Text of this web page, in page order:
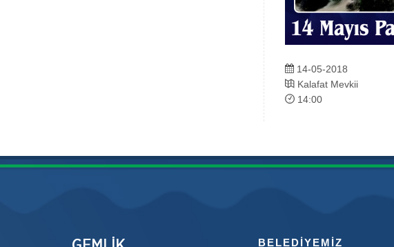
14-05-2018
Kalafat Mevkii
14:00
BELEDIYEMIZ